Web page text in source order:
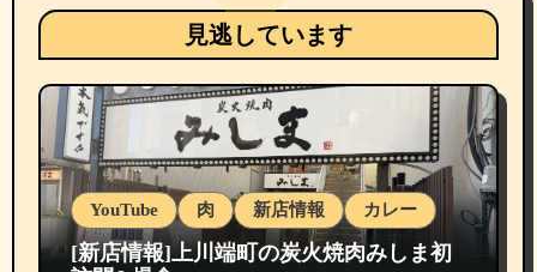
見逃しています
YouTube 肉 新店情報 カレー
[新店情報]上川端町の炭火焼肉みしま初